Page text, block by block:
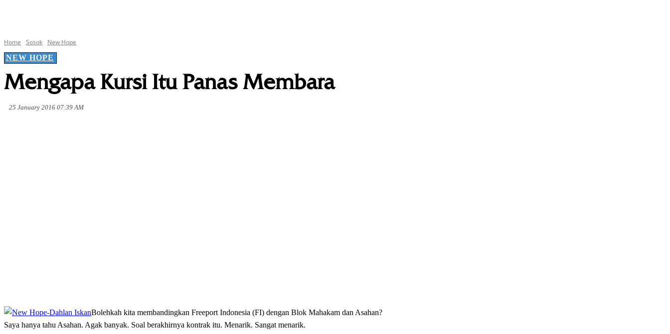
Home Sosok
New Hope
NEW HOPE
Mengapa Kursi Itu Panas Membara
25 January 2016 07:39 AM
Bolehkah kita membandingkan Freeport Indonesia (FI) dengan Blok Mahakam dan Asahan?
Saya hanya tahu Asahan. Agak banyak. Soal berakhirnya kontrak itu. Menarik. Sangat menarik.